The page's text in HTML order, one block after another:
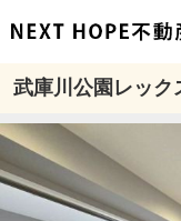
武庫川公園レッ